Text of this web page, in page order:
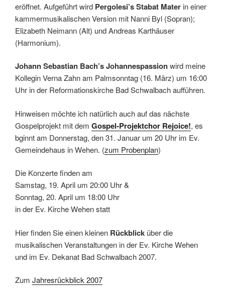
eröffnet. Aufgeführt wird Pergolesi’s Stabat Mater in einer
kammermusikalischen Version mit Nanni Byl (Sopran);
Elizabeth Neimann (Alt) und Andreas Karthäuser
(Harmonium).
Johann Sebastian Bach’s Johannespassionwird meine
Kollegin Verna Zahn am Palmsonntag (16. März) um 16:00
Uhr in der Reformationskirche Bad Schwalbach aufführen.
Hinweisen möchte ich natürlich auch auf das nächste
Gospelprojekt mit dem Gospel-Projektchor Rejoice!, es
bginnt am Donnerstag, den 31. Januar um 20 Uhr im Ev.
Gemeindehaus in Wehen. (zum Probenplan)
Die Konzerte finden am
Samstag, 19. April um 20:00 Uhr &
Sonntag, 20. April um 18:00 Uhr
in der Ev. Kirche Wehen statt
Hier finden Sie einen kleinen Rückblick über die
musikalischen Veranstaltungen in der Ev. Kirche Wehen
und im Ev. Dekanat Bad Schwalbach 2007.
Zum Jahresrückblick 2007